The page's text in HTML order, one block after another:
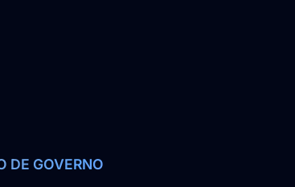
DE GOVERNO